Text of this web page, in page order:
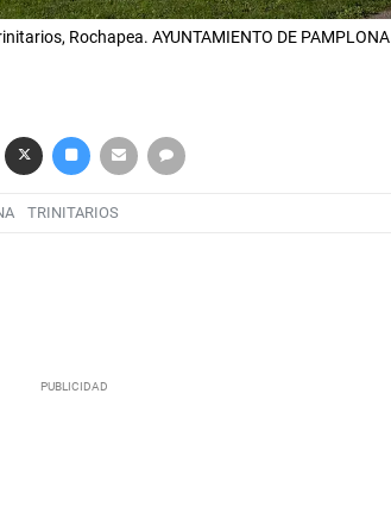
Rochapea. AYUNTAMIENTO DE PAMPLONA
TRINITARIOS